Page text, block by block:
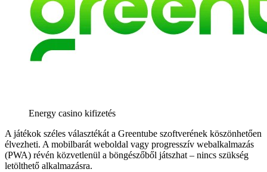
Energy casino kifizetés
A játékok széles választékát a Greentube szoftverének köszönhetően
élvezheti. A mobilbarát weboldal vagy progresszív webalkalmazás
(PWA) révén közvetlenül a böngészőből játszhat – nincs szükség
letölthető alkalmazásra.